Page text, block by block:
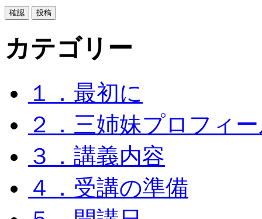
カテゴリー
１．最初に
２．三姉妹プロフィ
３．講義内容
４．受講の準備